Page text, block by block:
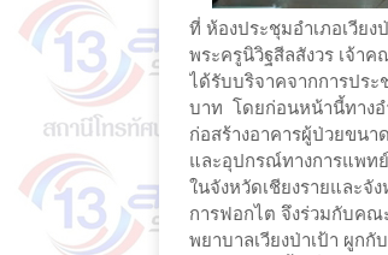
ที่ ห้องประชุมอำเภอเวียง
พระครูนิวิฐสีลสังวร เจ้าค
ได้รับบริจาคจากการปร
บาท โดยก่อนหน้านี้ทางอ
ก่อสร้างอาคารผู้ป่วยขนา
และอุปกรณ์ทางการแพท
ในจังหวัดเชียงรายและจั
การฟอกไต จึงร่วมกับค
พยาบาลเวียงป่าเป้า ผูก